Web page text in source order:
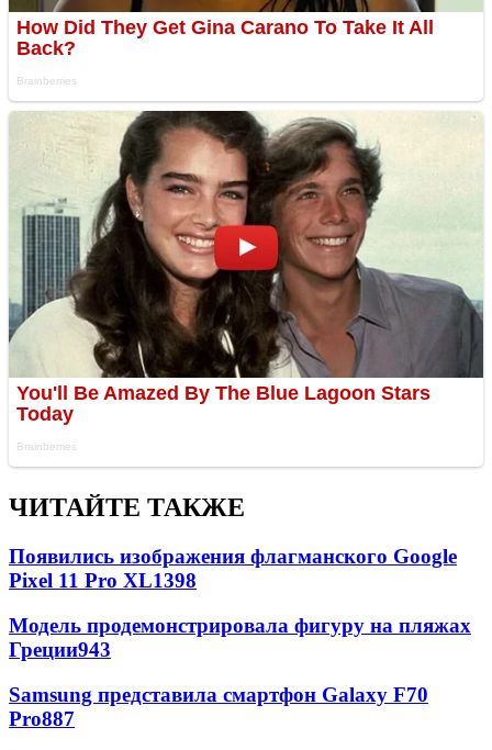
ЧИТАЙТЕ ТАКЖЕ
Появились изображения флагманского Google
Pixel 11 Pro XL1398
Модель продемонстрировала фигуру на пляжах
Греции943
Samsung представила смартфон Galaxy F70
Pro887